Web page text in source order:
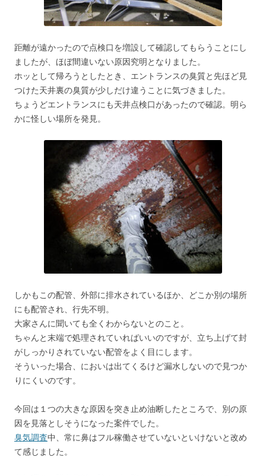
距離が遠かったので点検口を増設して確認してもらうことにし
ましたが、ほぼ間違いない原因究明となりました。
ホッとして帰ろうとしたとき、エントランスの臭質と先ほど見
つけた天井裏の臭質が少しだけ違うことに気づきました。
ちょうどエントランスにも天井点検口があったので確認。明ら
かに怪しい場所を発見。
しかもこの配管、外部に排水されているほか、どこか別の場所
にも配管され、行先不明。
大家さんに聞いても全くわからないとのこと。
ちゃんと末端で処理されていればいいのですが、立ち上げて封
がしっかりされていない配管をよく目にします。
そういった場合、においは出てくるけど漏水しないので見つか
りにくいのです。
今回は１つの大きな原因を突き止め油断したところで、別の原
因を見落としそうになった案件でした。
臭気調査中、常に鼻はフル稼働させていないといけないと改め
て感じました。